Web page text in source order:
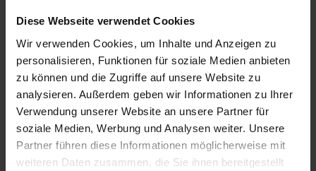
Diese Webseite verwendet Cookies
Wir verwenden Cookies, um Inhalte und Anzeigen zu
personalisieren, Funktionen für soziale Medien anbieten
zu können und die Zugriffe auf unsere Website zu
analysieren. Außerdem geben wir Informationen zu Ihrer
Verwendung unserer Website an unsere Partner für
soziale Medien, Werbung und Analysen weiter. Unsere
Partner führen diese Informationen möglicherweise mit
weiteren Daten zusammen, die Sie ihnen bereitgestellt